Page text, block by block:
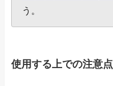
う。
使用する上での注意点